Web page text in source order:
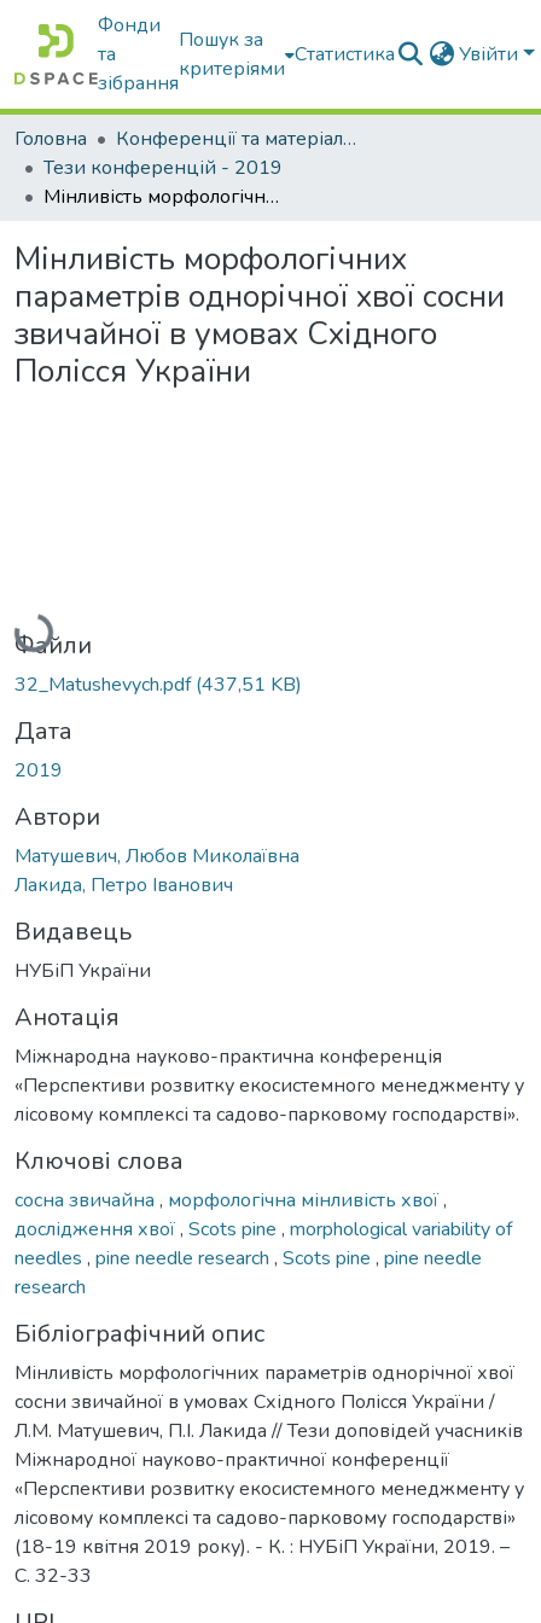
Фонди
та
зібрання
Пошук за
критеріями
Статистика Увійти
Головна
Конференції та матеріали конференцій
Тези конференцій - 2019
Мінливість морфологічних параметрів однорічної хвої сосни звичайної в умовах Східного Полісся України
Мінливість морфологічних
параметрів однорічної хвої сосни
звичайної в умовах Східного
Полісся України
Вантажиться...
Файли
32_Matushevych.pdf(437,51 KB)
Дата
2019
Автори
Матушевич, Любов Миколаївна
Лакида, Петро Іванович
Видавець
НУБіП України
Анотація
Міжнародна науково-практична конференція
«Перспективи розвитку екосистемного менеджменту у
лісовому комплексі та садово-парковому господарстві».
Ключові слова
сосна звичайна , морфологічна мінливість хвої,
дослідження хвої, Scots pine , morphological variability of
needles , pine needle research , Scots pine , pine needle
research
Бібліографічний опис
Мінливість морфологічних параметрів однорічної хвої
сосни звичайної в умовах Східного Полісся України /
Л.М. Матушевич, П.І. Лакида // Тези доповідей учасників
Міжнародної науково-практичної конференції
«Перспективи розвитку екосистемного менеджменту у
лісовому комплексі та садово-парковому господарстві»
(18-19 квітня 2019 року). - К. : НУБіП України, 2019. –
С. 32-33